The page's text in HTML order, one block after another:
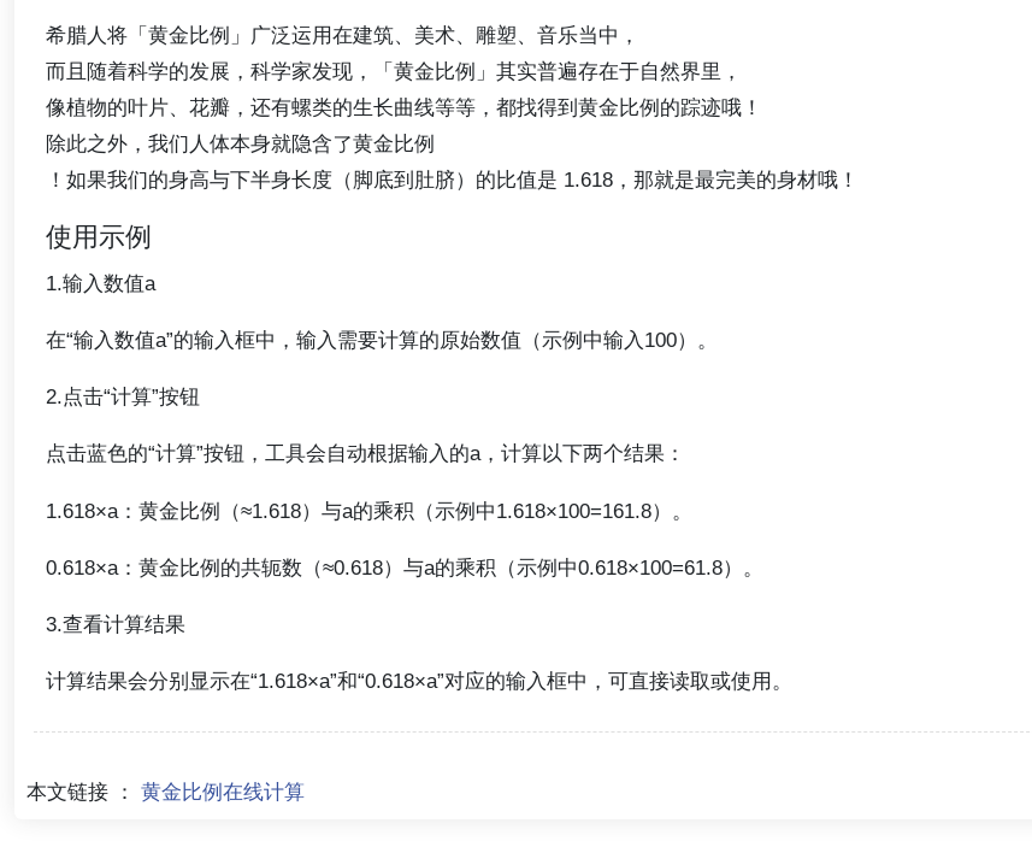
希腊人将「黄金比例」广泛运用在建筑、美术、雕塑、音乐当中，
而且随着科学的发展，科学家发现，「黄金比例」其实普遍存在于自然界里，
像植物的叶片、花瓣，还有螺类的生长曲线等等，都找得到黄金比例的踪迹哦！
除此之外，我们人体本身就隐含了黄金比例
！如果我们的身高与下半身长度（脚底到肚脐）的比值是 1.618，那就是最完美的身材哦！
使用示例
1.输入数值a
在“输入数值a”的输入框中，输入需要计算的原始数值（示例中输入100）。
2.点击“计算”按钮
点击蓝色的“计算”按钮，工具会自动根据输入的a，计算以下两个结果：
1.618×a：黄金比例（≈1.618）与a的乘积（示例中1.618×100=161.8）。
0.618×a：黄金比例的共轭数（≈0.618）与a的乘积（示例中0.618×100=61.8）。
3.查看计算结果
计算结果会分别显示在“1.618×a”和“0.618×a”对应的输入框中，可直接读取或使用。
本文链接 ： 黄金比例在线计算